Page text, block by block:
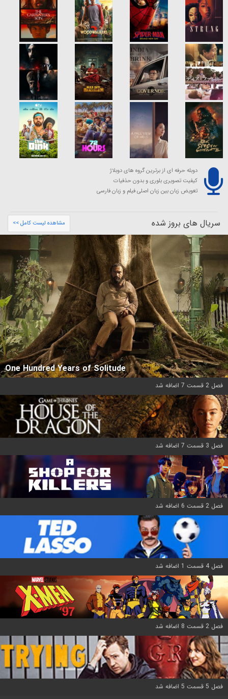
دوبله حرفه ای از برترین گروه های دوبلاژ
کیفیت تصویری بلوری و بدون حذفیات
تعویض زبان بین زبان اصلی فیلم و زبان فارسی
سریال های بروز شده مشاهده لیست کامل >>
One Hundred Years of Solitude
فصل 2 قسمت 7 اضافه شد
فصل 3 قسمت 7 اضافه شد
فصل 2 قسمت 6 اضافه شد
فصل 4 قسمت 1 اضافه شد
فصل 2 قسمت 8 اضافه شد
فصل 5 قسمت 5 اضافه شد